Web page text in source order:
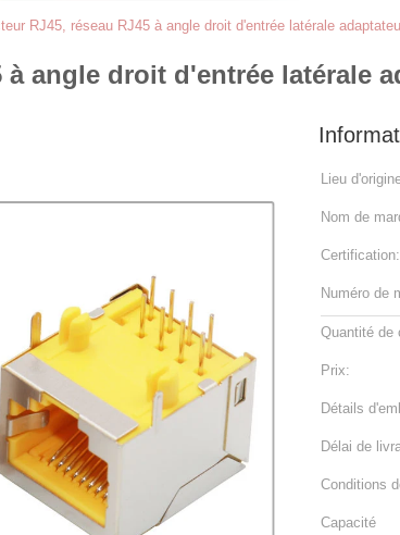
RJ45, réseau RJ45 à angle droit d'entrée latérale
à angle droit d'entrée latérale
Lieu
Nom de
Certification:
Numéro de
Quantité de
Prix:
Détails
Délai de
Conditions
Capacité